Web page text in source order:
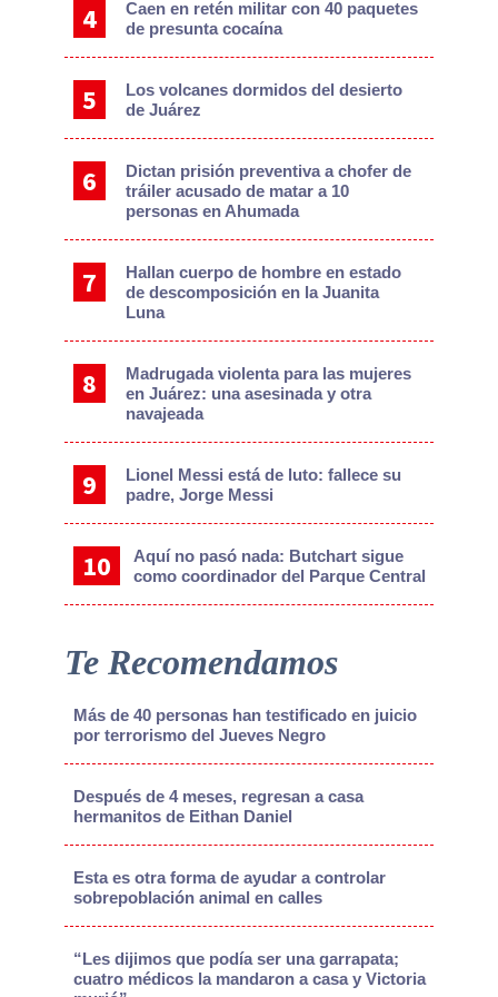
Caen en retén militar con 40 paquetes
de presunta cocaína
Los volcanes dormidos del desierto
de Juárez
Dictan prisión preventiva a chofer de
tráiler acusado de matar a 10
personas en Ahumada
Hallan cuerpo de hombre en estado
de descomposición en la Juanita
Luna
Madrugada violenta para las mujeres
en Juárez: una asesinada y otra
navajeada
Lionel Messi está de luto: fallece su
padre, Jorge Messi
Aquí no pasó nada: Butchart sigue
como coordinador del Parque Central
Te Recomendamos
Más de 40 personas han testificado en juicio
por terrorismo del Jueves Negro
Después de 4 meses, regresan a casa
hermanitos de Eithan Daniel
Esta es otra forma de ayudar a controlar
sobrepoblación animal en calles
“Les dijimos que podía ser una garrapata;
cuatro médicos la mandaron a casa y Victoria